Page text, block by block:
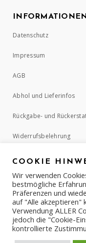
Datenschutz
Impressum
AGB
Abhol und Lieferinfos
Rückgabe- und
Widerrufsbelehrung
COOKIE
Wir verwenden
bestmögliche
Präferenzen und
auf "Alle akzeptieren"
Verwendung ALLER
jedoch die "Cookie-
kontrollierte